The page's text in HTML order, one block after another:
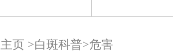
主页 >白斑科普>危害